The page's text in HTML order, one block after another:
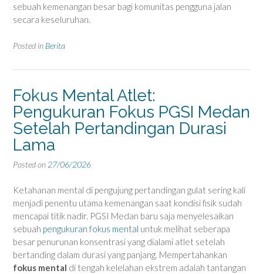
sebuah kemenangan besar bagi komunitas pengguna jalan
secara keseluruhan.
Posted in Berita
Fokus Mental Atlet:
Pengukuran Fokus PGSI Medan
Setelah Pertandingan Durasi
Lama
Posted on 27/06/2026
Ketahanan mental di pengujung pertandingan gulat sering kali
menjadi penentu utama kemenangan saat kondisi fisik sudah
mencapai titik nadir. PGSI Medan baru saja menyelesaikan
sebuah pengukuran fokus mental untuk melihat seberapa
besar penurunan konsentrasi yang dialami atlet setelah
bertanding dalam durasi yang panjang. Mempertahankan
fokus mental di tengah kelelahan ekstrem adalah tantangan